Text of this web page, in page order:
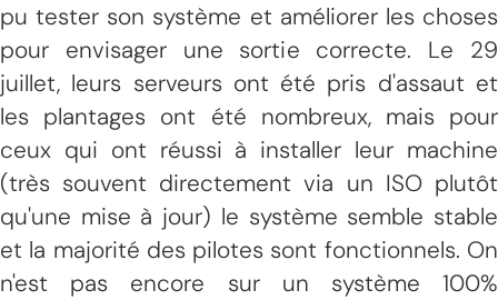
pu tester son système et améliorer les choses
pour envisager une sortie correcte. Le 29
juillet, leurs serveurs ont été pris d'assaut et
les plantages ont été nombreux, mais pour
ceux qui ont réussi à installer leur machine
(très souvent directement via un ISO plutôt
qu'une mise à jour) le système semble stable
et la majorité des pilotes sont fonctionnels. On
n'est pas encore sur un système 100%